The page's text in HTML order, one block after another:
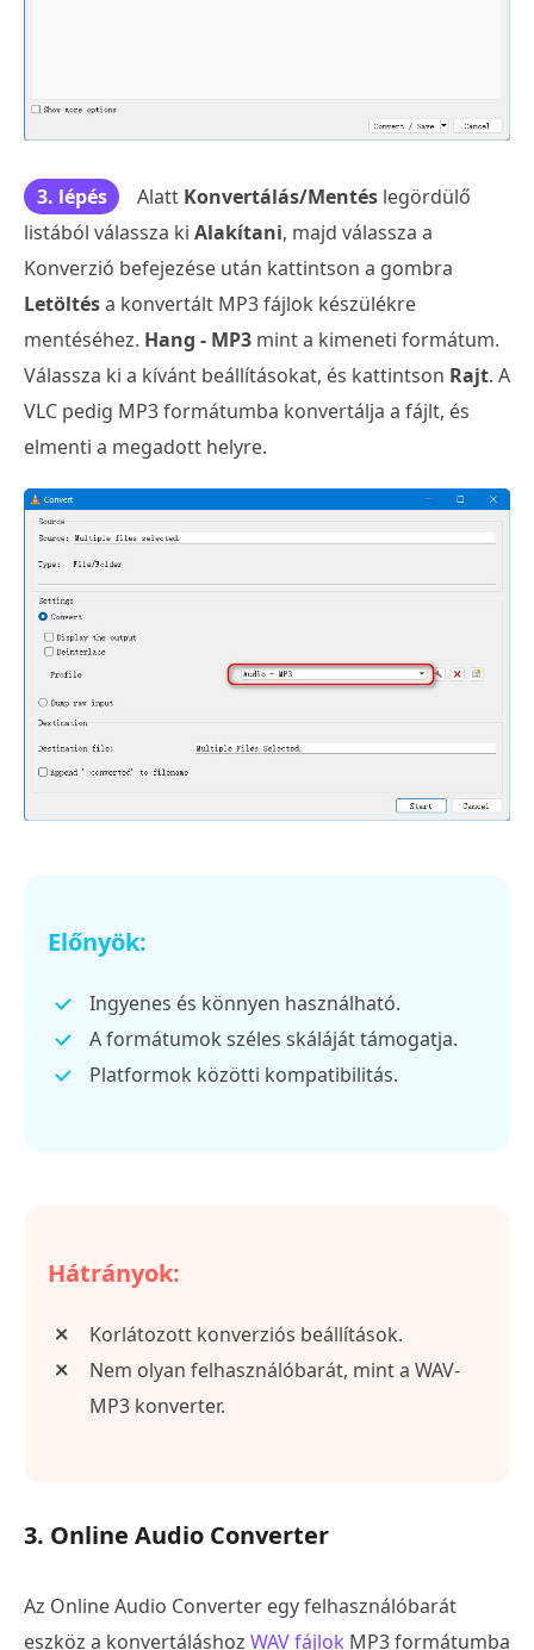
3. lépés Alatt Konvertálás/Mentés legördülő
listából válassza ki Alakítani, majd válassza a
Konverzió befejezése után kattintson a gombra
Letöltésa konvertált MP3 fájlok készülékre
mentéséhez. Hang - MP3 mint a kimeneti formátum.
Válassza ki a kívánt beállításokat, és kattintson Rajt. A
VLC pedig MP3 formátumba konvertálja a fájlt, és
elmenti a megadott helyre.
Előnyök:
Ingyenes és könnyen használható.
A formátumok széles skáláját támogatja.
Platformok közötti kompatibilitás.
Hátrányok:
Korlátozott konverziós beállítások.
Nem olyan felhasználóbarát, mint a WAV-
MP3 konverter.
3. Online Audio Converter
Az Online Audio Converter egy felhasználóbarát
eszköz a konvertáláshoz WAV fájlok MP3 formátumba